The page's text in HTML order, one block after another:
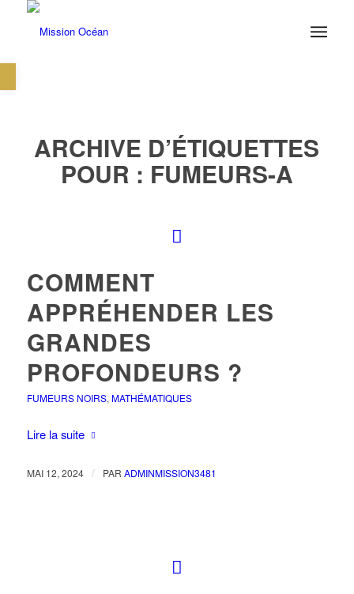
ARCHIVE D’ÉTIQUETTES
POUR : FUMEURS-A
COMMENT
APPRÉHENDER LES
GRANDES
PROFONDEURS ?
FUMEURS NOIRS, MATHÉMATIQUES
Lire la suite
MAI 12, 2024 / PAR ADMINMISSION3481
Ouvrir la barre d’outils